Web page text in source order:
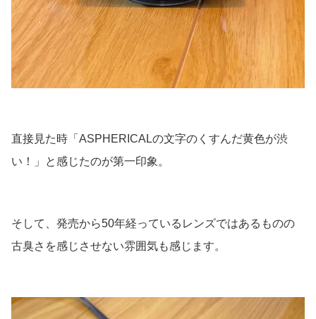
直接見た時「ASPHERICALの文字のくすんだ黄色が渋
い！」と感じたのが第一印象。
そして、発売から50年経っているレンズではあるものの
古臭さを感じさせない雰囲気も感じます。